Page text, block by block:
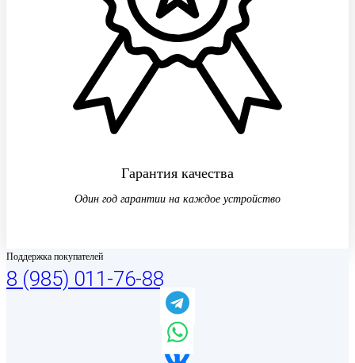
Гарантия качества
Один год гарантии на каждое устройство
Поддержка покупателей
8 (985) 011-76-88